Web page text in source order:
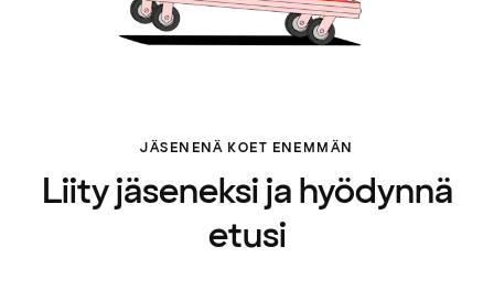
JÄSENENÄ KOET ENEMMÄN
Liity jäseneksi ja hyödynnä
etusi